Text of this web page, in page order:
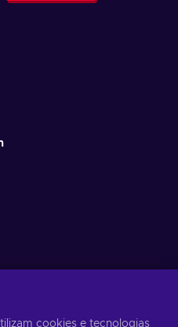
cookies e tecnologias